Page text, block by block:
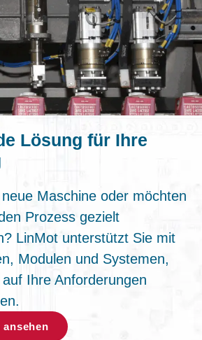
Lösung für Ihre
Maschine oder möchten
Prozess gezielt
LinMot unterstützt Sie mit
Modulen und Systemen,
Ihre Anforderungen